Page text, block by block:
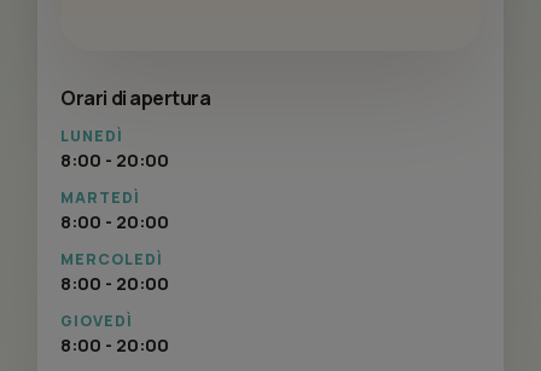
Orari di apertura
LUNEDÌ
8:00 - 20:00
MARTEDÌ
8:00 - 20:00
MERCOLEDÌ
8:00 - 20:00
GIOVEDÌ
8:00 - 20:00